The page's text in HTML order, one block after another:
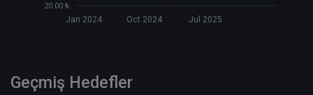
20.00 ₺
Jan 2024 Oct 2024 Jul 2025
Geçmiş Hedefler